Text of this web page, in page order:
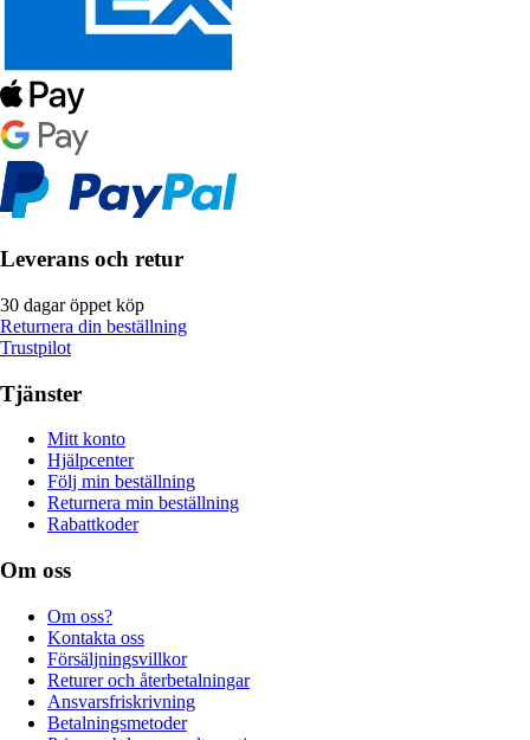
Leverans och retur
30 dagar öppet köp
Returnera din beställning
Trustpilot
Tjänster
Mitt konto
Hjälpcenter
Följ min beställning
Returnera min beställning
Rabattkoder
Om oss
Om oss?
Kontakta oss
Försäljningsvillkor
Returer och återbetalningar
Ansvarsfriskrivning
Betalningsmetoder